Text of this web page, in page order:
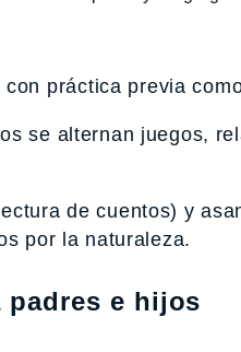
práctica previa
se alternan juegos,
de cuentos) y
por la naturaleza.
padres e hijos